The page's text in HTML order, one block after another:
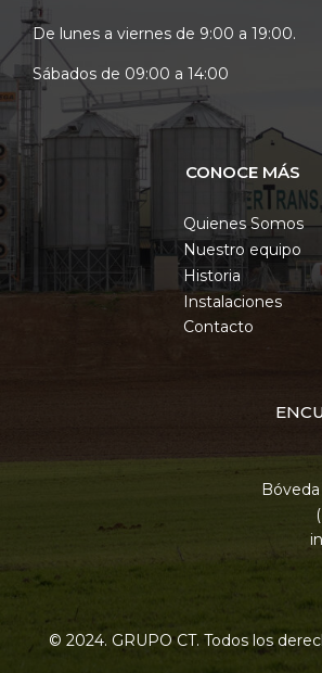
De lunes a viernes de 9:00 a 19:00.
Sábados de 09:00 a 14:00
CONOCE MÁS
Quienes Somos
Nuestro equipo
Historia
Instalaciones
Contacto
© 2024. GRUPO CT. Todos los